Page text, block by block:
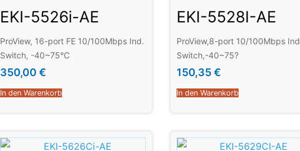
EKI-5526i-AE
ProView, 16-port FE 10/100Mbps Ind.
Switch, -40~75°C
350,00€
In den Warenkorb
EKI-5528I-AE
ProView,8-port 10/100Mbps
Switch,-40~75?
150,35€
In den Warenkorb